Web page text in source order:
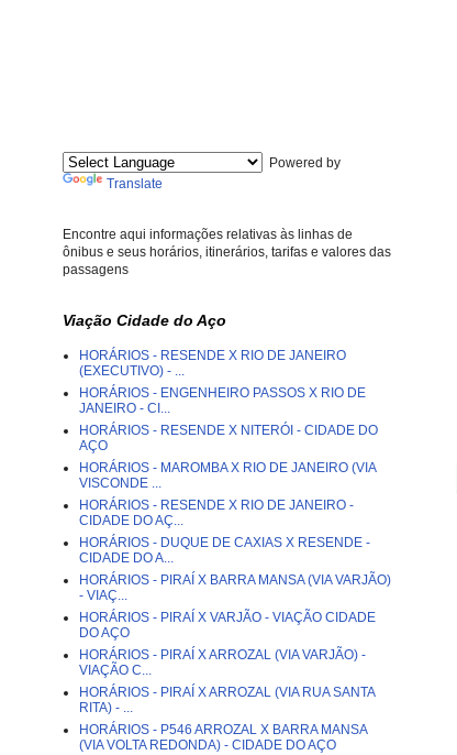
Powered by
Translate
Encontre aqui informações relativas às linhas de
ônibus e seus horários, itinerários, tarifas e valores das
passagens
Viação Cidade do Aço
HORÁRIOS - RESENDE X RIO DE JANEIRO
(EXECUTIVO) - ...
HORÁRIOS - ENGENHEIRO PASSOS X RIO DE
JANEIRO - CI...
HORÁRIOS - RESENDE X NITERÓI - CIDADE DO
AÇO
HORÁRIOS - MAROMBA X RIO DE JANEIRO (VIA
VISCONDE ...
HORÁRIOS - RESENDE X RIO DE JANEIRO -
CIDADE DO AÇ...
HORÁRIOS - DUQUE DE CAXIAS X RESENDE -
CIDADE DO A...
HORÁRIOS - PIRAÍ X BARRA MANSA (VIA VARJÃO)
- VIAÇ...
HORÁRIOS - PIRAÍ X VARJÃO - VIAÇÃO CIDADE
DO AÇO
HORÁRIOS - PIRAÍ X ARROZAL (VIA VARJÃO) -
VIAÇÃO C...
HORÁRIOS - PIRAÍ X ARROZAL (VIA RUA SANTA
RITA) - ...
HORÁRIOS - P546 ARROZAL X BARRA MANSA
(VIA VOLTA REDONDA) - CIDADE DO AÇO